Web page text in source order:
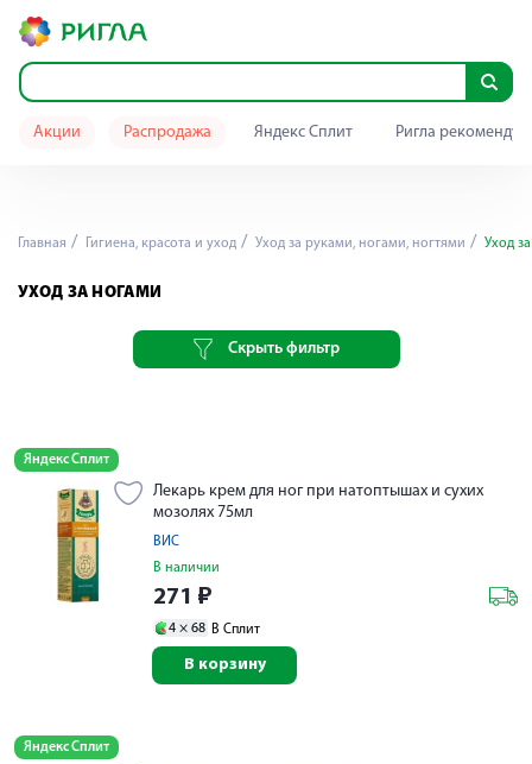
Акции Распродажа Яндекс Сплит Ригла
Главная Гигиена, красота и уход Уход за руками, ногами, ногтями Уход
УХОД ЗА НОГАМИ
Скрыть фильтр
Яндекс Сплит
Лекарь крем для ног при натоптышах и сухих
мозолях 75мл
ВИС
В наличии
271 ₽
4 × 68 В Сплит
В корзину
Яндекс Сплит